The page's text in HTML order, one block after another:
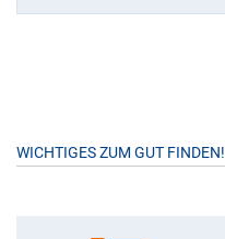
WICHTIGES ZUM GUT FINDEN!